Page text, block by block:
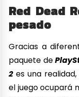
Red Dead
pesado
Gracias a
paquete de
2es una
el juego ocupará